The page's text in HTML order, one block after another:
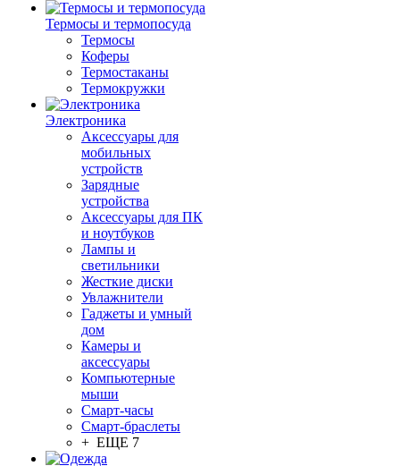
Термосы и термопосуда
Термосы
Коферы
Термостаканы
Термокружки
Электроника
Аксессуары для
мобильных
устройств
Зарядные
устройства
Аксессуары для ПК
и ноутбуков
Лампы и
светильники
Жесткие диски
Увлажнители
Гаджеты и умный
дом
Камеры и
аксессуары
Компьютерные
мыши
Смарт-часы
Смарт-браслеты
+ ЕЩЕ 7